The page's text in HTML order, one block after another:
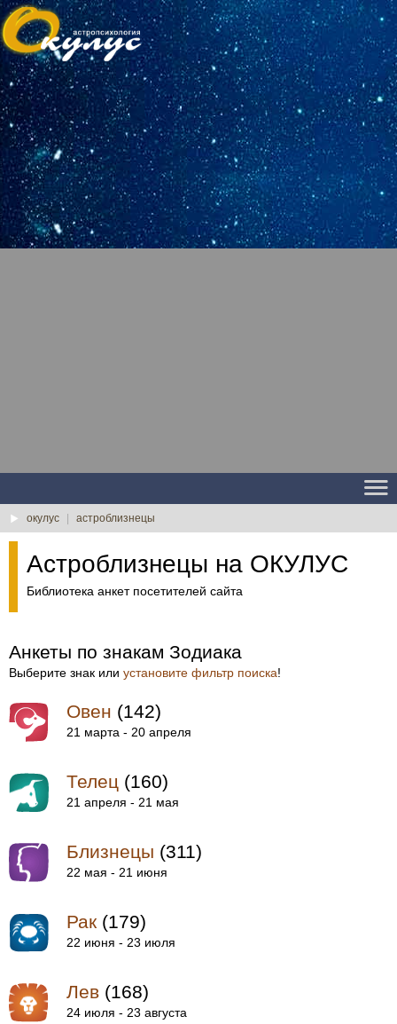
окулус астроблизнецы
Астроблизнецы на ОКУЛУС
Библиотека анкет посетителей сайта
Анкеты по знакам Зодиака
Выберите знак или установите фильтр поиска!
Овен (142)
21 марта - 20 апреля
Телец (160)
21 апреля - 21 мая
Близнецы (311)
22 мая - 21 июня
Рак (179)
22 июня - 23 июля
Лев (168)
24 июля - 23 августа